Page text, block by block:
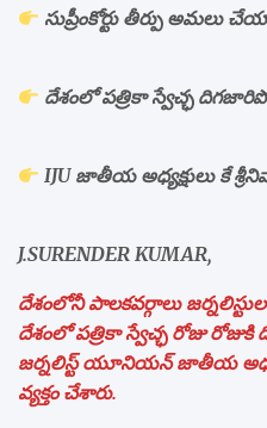
సుప్రీంకోర్టు తీర్పు అమలు
దేశంలో పత్రికా స్వేచ్ఛ
IJU జాతీయ అధ్యక్షులు కే
J.SURENDER KUMAR,
దేశంలోనీ పాలకవర్గాలు
దేశంలో పత్రికా స్వేచ్ఛ రోజు
జర్నలిస్ట్ యూనియన్ జాతీయ
వ్యక్తం చేశారు.